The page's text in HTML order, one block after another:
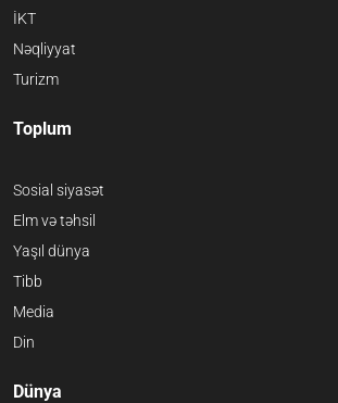
İKT
Nəqliyyat
Turizm
Toplum
Sosial siyasət
Elm və təhsil
Yaşıl dünya
Tibb
Media
Din
Dünya